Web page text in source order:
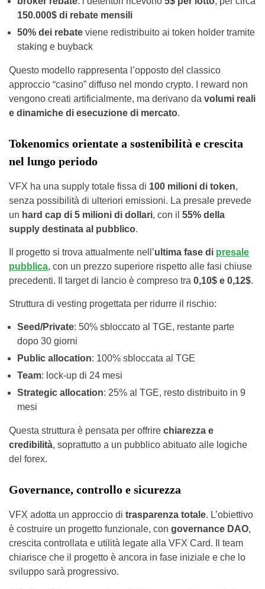
150.000$ di rebate mensili
50% dei rebate viene redistribuito ai token holder tramite
staking e buyback
Questo modello rappresenta l’opposto del classico
approccio “casino” diffuso nel mondo crypto. I reward non
vengono creati artificialmente, ma derivano da volumi reali
e dinamiche di esecuzione di mercato.
Tokenomics orientate a sostenibilità e crescita
nel lungo periodo
VFX ha una supply totale fissa di 100 milioni di token,
senza possibilità di ulteriori emissioni. La presale prevede
un hard cap di 5 milioni di dollari, con il 55% della
supply destinata al pubblico.
Il progetto si trova attualmente nell’ultima fase di presale
pubblica, con un prezzo superiore rispetto alle fasi chiuse
precedenti. Il target di lancio è compreso tra 0,10$ e 0,12$.
Struttura di vesting progettata per ridurre il rischio:
Seed/Private: 50% sbloccato al TGE, restante parte
dopo 30 giorni
Public allocation: 100% sbloccata al TGE
Team: lock-up di 24 mesi
Strategic allocation: 25% al TGE, resto distribuito in 9
mesi
Questa struttura è pensata per offrire chiarezza e
credibilità, soprattutto a un pubblico abituato alle logiche
del forex.
Governance, controllo e sicurezza
VFX adotta un approccio di trasparenza totale. L’obiettivo
è costruire un progetto funzionale, con governance DAO,
crescita controllata e utilità legate alla VFX Card. Il team
chiarisce che il progetto è ancora in fase iniziale e che lo
sviluppo sarà progressivo.